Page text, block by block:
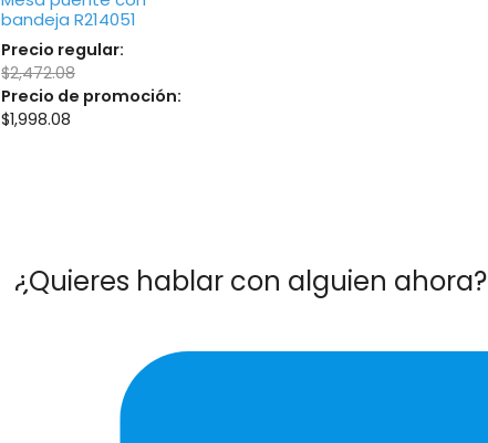
bandeja R214051
Precio regular:
$2,472.08
Precio de promoción:
$1,998.08
¿Quieres hablar con alguien ahora?